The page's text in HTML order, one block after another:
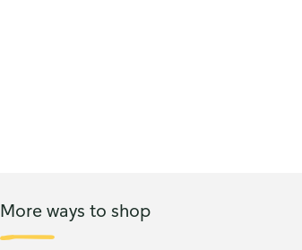
More ways to shop